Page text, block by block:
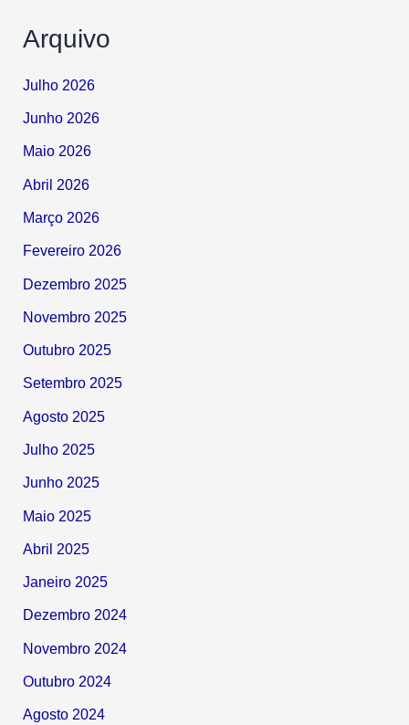
Arquivo
Julho 2026
Junho 2026
Maio 2026
Abril 2026
Março 2026
Fevereiro 2026
Dezembro 2025
Novembro 2025
Outubro 2025
Setembro 2025
Agosto 2025
Julho 2025
Junho 2025
Maio 2025
Abril 2025
Janeiro 2025
Dezembro 2024
Novembro 2024
Outubro 2024
Agosto 2024